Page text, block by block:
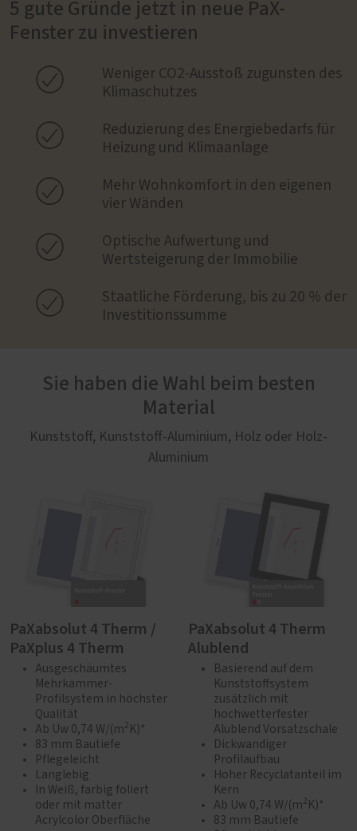
5 gute Gründe jetzt in neue PaX-
Fenster zu investieren

Weniger CO2-Ausstoß zugunsten des
Klimaschutzes

Reduzierung des Energiebedarfs für
Heizung und Klimaanlage

Mehr Wohnkomfort in den eigenen
vier Wänden

Optische Aufwertung und
Wertsteigerung der Immobilie

Staatliche Förderung, bis zu 20 % der
Investitionssumme
Sie haben die Wahl beim besten
Material
Kunststoff, Kunststoff-Aluminium, Holz oder Holz-
Aluminium
PaXabsolut 4 Therm /
PaXplus 4 Therm
Ausgeschäumtes
Mehrkammer-
Profilsystem in höchster
Qualität
Ab Uw 0,74 W/(m2 K)*
83 mm Bautiefe
Pflegeleicht
Langlebig
In Weiß, farbig foliert
oder mit matter
Acrylcolor Oberfläche
PaXabsolut 4 Therm
Alublend
Basierend auf dem
Kunststoffsystem
zusätzlich mit
hochwetterfester
Alublend Vorsatzschale
Dickwandiger
Profilaufbau
Hoher Recyclatanteil im
Kern
Ab Uw 0,74 W/(m2 K)*
83 mm Bautiefe